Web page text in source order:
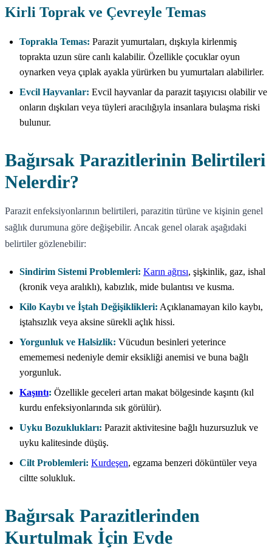
Kirli Toprak ve Çevreyle Temas
Toprakla Temas: Parazit yumurtaları, dışkıyla kirlenmiş
toprakta uzun süre canlı kalabilir. Özellikle çocuklar oyun
oynarken veya çıplak ayakla yürürken bu yumurtaları alabilirler.
Evcil Hayvanlar: Evcil hayvanlar da parazit taşıyıcısı olabilir ve
onların dışkıları veya tüyleri aracılığıyla insanlara bulaşma riski
bulunur.
Bağırsak Parazitlerinin Belirtileri
Nelerdir?
Parazit enfeksiyonlarının belirtileri, parazitin türüne ve kişinin genel
sağlık durumuna göre değişebilir. Ancak genel olarak aşağıdaki
belirtiler gözlenebilir:
Sindirim Sistemi Problemleri: Karın ağrısı, şişkinlik, gaz, ishal
(kronik veya aralıklı), kabızlık, mide bulantısı ve kusma.
Kilo Kaybı ve İştah Değişiklikleri: Açıklanamayan kilo kaybı,
iştahsızlık veya aksine sürekli açlık hissi.
Yorgunluk ve Halsizlik: Vücudun besinleri yeterince
emememesi nedeniyle demir eksikliği anemisi ve buna bağlı
yorgunluk.
Kaşıntı: Özellikle geceleri artan makat bölgesinde kaşıntı (kıl
kurdu enfeksiyonlarında sık görülür).
Uyku Bozuklukları: Parazit aktivitesine bağlı huzursuzluk ve
uyku kalitesinde düşüş.
Cilt Problemleri: Kurdeşen, egzama benzeri döküntüler veya
ciltte solukluk.
Bağırsak Parazitlerinden
Kurtulmak İçin Evde